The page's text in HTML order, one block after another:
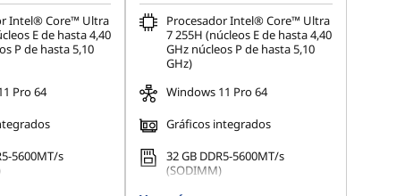
Intel® Core™ Ultra
E de hasta 4,40
P de hasta 5,10
Pro 64
5600MT/s
Procesador Intel® Core™ Ultra
7 255H (núcleos E de hasta 4,40
GHz núcleos P de hasta 5,10
GHz)
Windows 11 Pro 64
Gráficos integrados
32 GB DDR5-5600MT/s
(SODIMM)